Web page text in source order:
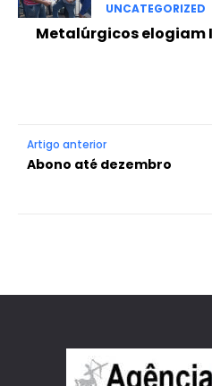
UNCATEGORIZED
Metalúrgicos elogiam
Artigo anterior
Abono até dezembro